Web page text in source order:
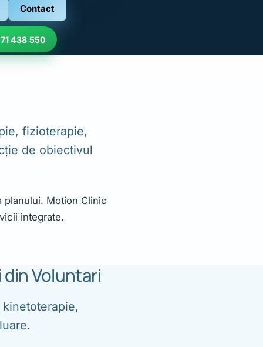
Contact
438 550
fizioterapie,
de obiectivul
planului. Motion Clinic
integrate.
Voluntari